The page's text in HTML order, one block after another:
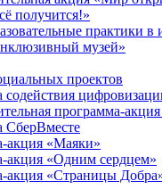
получится!»
практики в
музей»
проектов
программа-
СберВместе
акция «Маяки»
акция «Одним сердцем»
акция «Страницы